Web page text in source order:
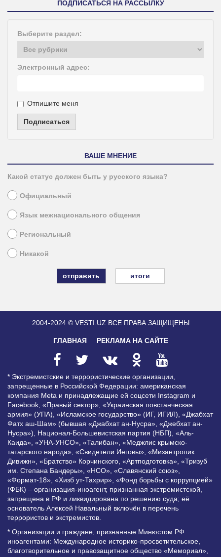
ПОДПИСАТЬСЯ НА РАССЫЛКУ
Выберите раздел:
Электронный адрес:
Отпишите меня
Подписаться
ВАШЕ МНЕНИЕ
Какой статус должен быть у русского языка?
Официальный
Язык межнационального общения
Региональный
Никакой
итоги
2004-2024 © VESTI.UZ ВСЕ ПРАВА ЗАЩИЩЕНЫ
ГЛАВНАЯ РЕКЛАМА НА САЙТЕ
* Экстремистские и террористические организации,
запрещенные в Российской Федерации: американская
компания Meta и принадлежащие ей соцсети Instagram и
Facebook, «Правый сектор», «Украинская повстанческая
армия» (УПА), «Исламское государство» (ИГ, ИГИЛ), «Джабхат
Фатх аш-Шам» (бывшая «Джабхат ан-Нусра», «Джебхат ан-
Нусра»), Национал-Большевистская партия (НБП), «Аль-
Каида», «УНА-УНСО», «Талибан», «Меджлис крымско-
татарского народа», «Свидетели Иеговы», «Мизантропик
Дивижн», «Братство» Корчинского, «Артподготовка», «Тризуб
им. Степана Бандеры», «НСО», «Славянский союз»,
«Формат-18», «Хизб ут-Тахрир», «Фонд борьбы с коррупцией»
(ФБК) – организация-иноагент, признанная экстремистской,
запрещена в РФ и ликвидирована по решению суда; её
основатель Алексей Навальный включён в перечень
террористов и экстремистов.
* Организации и граждане, признанные Минюстом РФ
иноагентами: Международное историко-просветительское,
благотворительное и правозащитное общество «Мемориал»,